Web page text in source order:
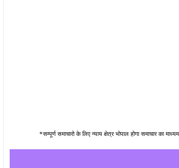
*सम्पूर्ण समाचारो के लिए न्याय क्षेत्र भोपाल होगा समाचार का माध्यम